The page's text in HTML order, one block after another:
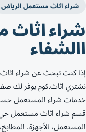
شراء اثاث مستعمل الرياض
شراء
االشفاء
إذا كنت تبحث عن شراء
نشتري اثاث.كوم يوفر لك
خدمات شراء المستعمل
قسم شراء اثاث مستعمل حي
المستعمل، الأجهزة،